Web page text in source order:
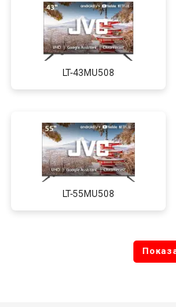
LT-43MU508
LT-55MU508